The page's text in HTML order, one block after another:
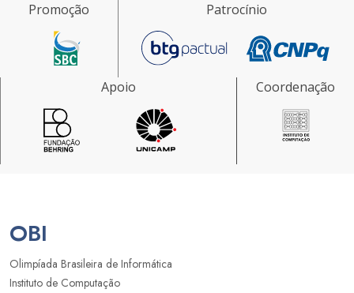
Promoção Patrocínio
Apoio Coordenação
OBI
Olimpíada Brasileira de Informática
Instituto de Computação